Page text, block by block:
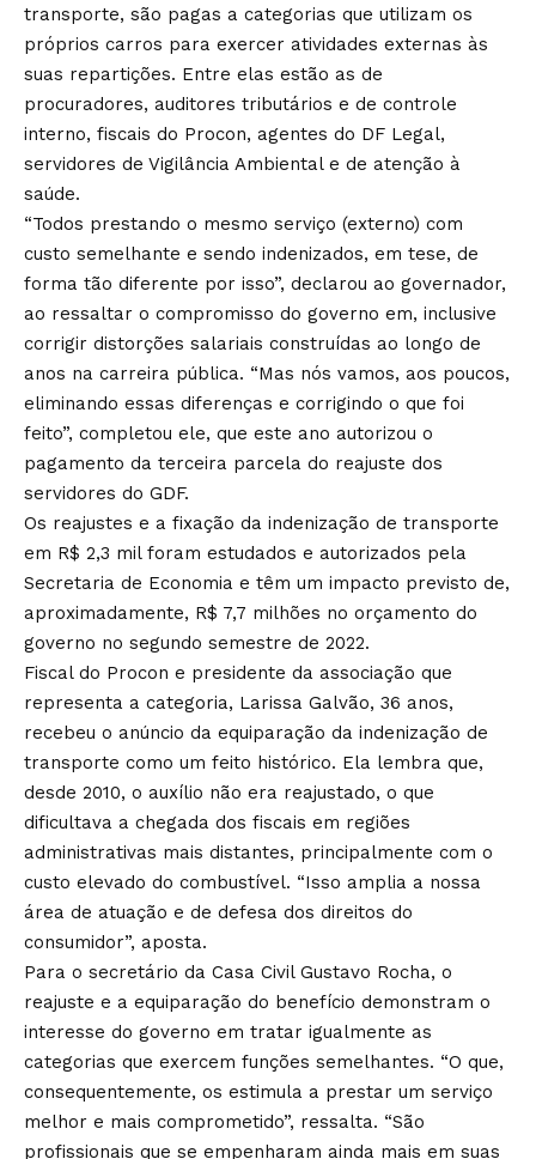
transporte, são pagas a categorias que utilizam os
próprios carros para exercer atividades externas às
suas repartições. Entre elas estão as de
procuradores, auditores tributários e de controle
interno, fiscais do Procon, agentes do DF Legal,
servidores de Vigilância Ambiental e de atenção à
saúde.
“Todos prestando o mesmo serviço (externo) com
custo semelhante e sendo indenizados, em tese, de
forma tão diferente por isso”, declarou ao governador,
ao ressaltar o compromisso do governo em, inclusive
corrigir distorções salariais construídas ao longo de
anos na carreira pública. “Mas nós vamos, aos poucos,
eliminando essas diferenças e corrigindo o que foi
feito”, completou ele, que este ano autorizou o
pagamento da terceira parcela do reajuste dos
servidores do GDF.
Os reajustes e a fixação da indenização de transporte
em R$ 2,3 mil foram estudados e autorizados pela
Secretaria de Economia e têm um impacto previsto de,
aproximadamente, R$ 7,7 milhões no orçamento do
governo no segundo semestre de 2022.
Fiscal do Procon e presidente da associação que
representa a categoria, Larissa Galvão, 36 anos,
recebeu o anúncio da equiparação da indenização de
transporte como um feito histórico. Ela lembra que,
desde 2010, o auxílio não era reajustado, o que
dificultava a chegada dos fiscais em regiões
administrativas mais distantes, principalmente com o
custo elevado do combustível. “Isso amplia a nossa
área de atuação e de defesa dos direitos do
consumidor”, aposta.
Para o secretário da Casa Civil Gustavo Rocha, o
reajuste e a equiparação do benefício demonstram o
interesse do governo em tratar igualmente as
categorias que exercem funções semelhantes. “O que,
consequentemente, os estimula a prestar um serviço
melhor e mais comprometido”, ressalta. “São
profissionais que se empenharam ainda mais em suas